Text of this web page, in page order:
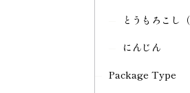
とうもろこし
にんじん
Package Type